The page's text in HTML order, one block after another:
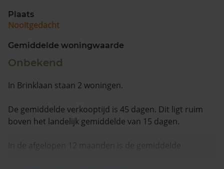
Plaats
Nooitgedacht
Gemiddelde woningwaarde
Onbekend
In Brinklaan staan 2 woningen.
De gemiddelde verkooptijd is 45 dagen. Dit ligt ruim
boven het landelijk gemiddelde van 15 dagen.
In de afgelopen 12 maanden is de gemiddelde